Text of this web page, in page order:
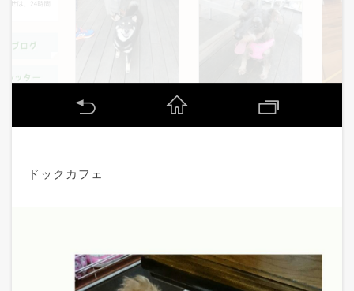
ドックカフェ